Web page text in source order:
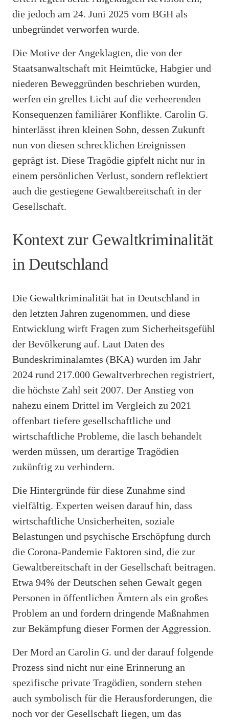
die jedoch am 24. Juni 2025 vom BGH als
unbegründet verworfen wurde.
Die Motive der Angeklagten, die von der
Staatsanwaltschaft mit Heimtücke, Habgier und
niederen Beweggründen beschrieben wurden,
werfen ein grelles Licht auf die verheerenden
Konsequenzen familiärer Konflikte. Carolin G.
hinterlässt ihren kleinen Sohn, dessen Zukunft
nun von diesen schrecklichen Ereignissen
geprägt ist. Diese Tragödie gipfelt nicht nur in
einem persönlichen Verlust, sondern reflektiert
auch die gestiegene Gewaltbereitschaft in der
Gesellschaft.
Kontext zur Gewaltkriminalität
in Deutschland
Die Gewaltkriminalität hat in Deutschland in
den letzten Jahren zugenommen, und diese
Entwicklung wirft Fragen zum Sicherheitsgefühl
der Bevölkerung auf. Laut Daten des
Bundeskriminalamtes (BKA) wurden im Jahr
2024 rund 217.000 Gewaltverbrechen registriert,
die höchste Zahl seit 2007. Der Anstieg von
nahezu einem Drittel im Vergleich zu 2021
offenbart tiefere gesellschaftliche und
wirtschaftliche Probleme, die lasch behandelt
werden müssen, um derartige Tragödien
zukünftig zu verhindern.
Die Hintergründe für diese Zunahme sind
vielfältig. Experten weisen darauf hin, dass
wirtschaftliche Unsicherheiten, soziale
Belastungen und psychische Erschöpfung durch
die Corona-Pandemie Faktoren sind, die zur
Gewaltbereitschaft in der Gesellschaft beitragen.
Etwa 94% der Deutschen sehen Gewalt gegen
Personen in öffentlichen Ämtern als ein großes
Problem an und fordern dringende Maßnahmen
zur Bekämpfung dieser Formen der Aggression.
Der Mord an Carolin G. und der darauf folgende
Prozess sind nicht nur eine Erinnerung an
spezifische private Tragödien, sondern stehen
auch symbolisch für die Herausforderungen, die
noch vor der Gesellschaft liegen, um das